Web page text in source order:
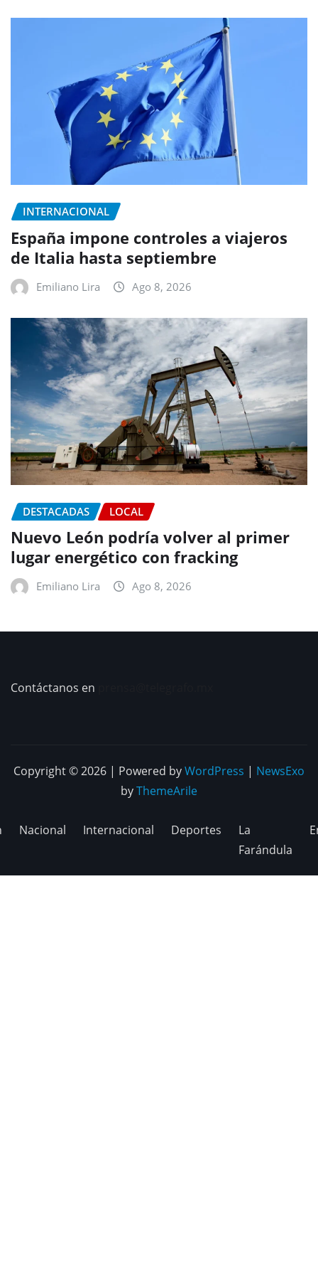
INTERNACIONAL
España impone controles a viajeros
de Italia hasta septiembre
Emiliano Lira Ago 8, 2026
DESTACADAS LOCAL
Nuevo León podría volver al primer
lugar energético con fracking
Emiliano Lira Ago 8, 2026
Contáctanos en
Copyright © 2026 | Powered byWordPress | NewsExo
byThemeArile
Nacional Internacional Deportes
La
Farándula